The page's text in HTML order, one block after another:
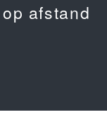
afstand